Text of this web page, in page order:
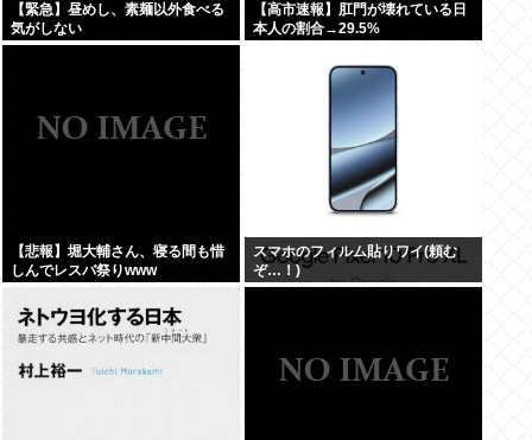
【緊急】昼めし、素麺以外食べる
気がしない
【高市速報】肛門が壊れている日
本人の割合→29.5%
【悲報】堀大輔さん、寝る間も惜
しんでレスバ祭りwww
スマホのフィルム貼りワイ(頼む
ぞ…！)